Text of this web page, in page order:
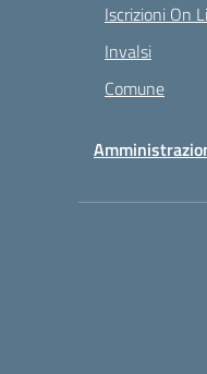
Iscrizioni On
Invalsi
Comune